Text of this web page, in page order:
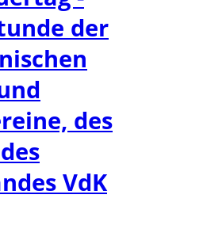
der
des
VdK